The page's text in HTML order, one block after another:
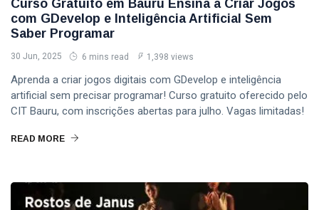
Curso Gratuito em Bauru Ensina a Criar Jogos
com GDevelop e Inteligência Artificial Sem
Saber Programar
30 Jun, 2025 6 mins read 1,398 views
Aprenda a criar jogos digitais com GDevelop e inteligência
artificial sem precisar programar! Curso gratuito oferecido pelo
CIT Bauru, com inscrições abertas para julho. Vagas limitadas!
READ MORE